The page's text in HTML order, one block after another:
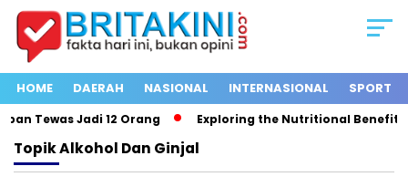
HOME DAERAH NASIONAL INTERNASIONAL SPORT
Tewas Jadi 12 Orang Exploring the Nutritional Benefits
TopikAlkohol Dan Ginjal